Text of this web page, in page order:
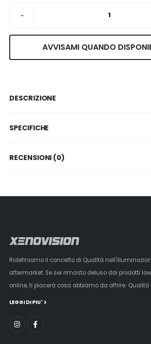
AVVISAMI QUANDO
DESCRIZIONE
SPECIFICHE
RECENSIONI (0)
Ridefiniamo il concetto di Qualità
aftermarket. Se sei rimasto deluso dai prodotti
online, ti piacerà cosa abbiamo da offrire:
LEGGI DI PIU'